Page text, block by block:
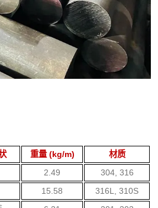
重量 (kg/m)
材质
2.49
304, 316
15.58
316L, 310S